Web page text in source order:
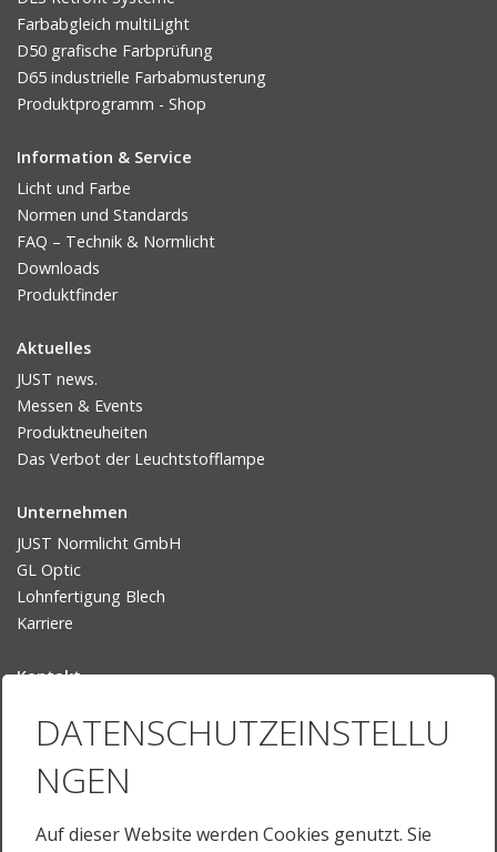
Farbabgleich multiLight
D50 grafische Farbprüfung
D65 industrielle Farbabmusterung
Produktprogramm - Shop
Information & Service
Licht und Farbe
Normen und Standards
FAQ – Technik & Normlicht
Downloads
Produktfinder
Aktuelles
JUST news.
Messen & Events
Produktneuheiten
Das Verbot der Leuchtstofflampe
Unternehmen
JUST Normlicht GmbH
GL Optic
Lohnfertigung Blech
Karriere
Kontakt
Ihr Weg zu uns
Sprache
English
DATENSCHUTZEINSTELLU
NGEN
Auf dieser Website werden Cookies genutzt. Sie